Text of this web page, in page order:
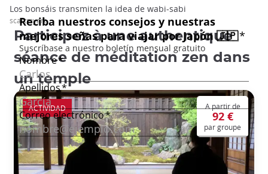
Los bonsáis transmiten la idea de wabi-sabi
scartmyart
Participez à une authentique
séance de méditation zen dans
un temple
A partir de
92 €
par groupe
ACTIVIDAD